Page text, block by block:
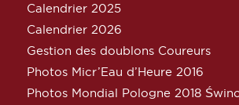
Calendrier 2025
Calendrier 2026
Gestion des doublons Coureurs
Photos Micr’Eau d’Heure 2016
Photos Mondial Pologne 2018